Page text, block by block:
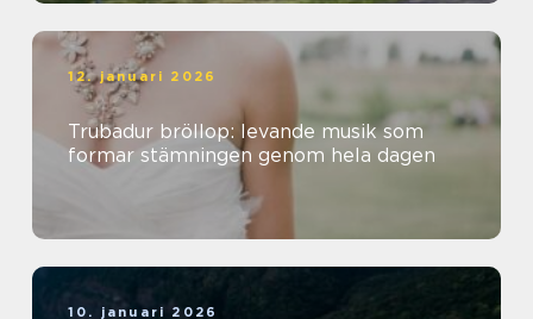
12. januari 2026
Trubadur bröllop: levande musik som
formar stämningen genom hela dagen
10. januari 2026